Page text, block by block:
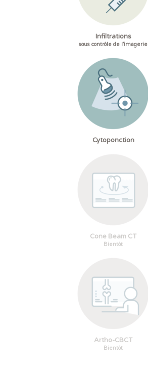
Infiltrations
sous contrôle de l’imagerie
Cytoponction
Cone Beam CT
Bientôt
Artho-CBCT
Bientôt